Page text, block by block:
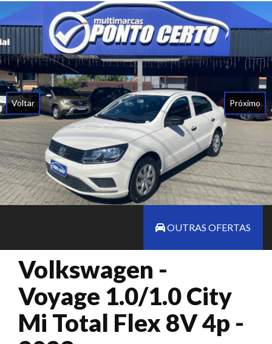
Voltar Próximo
OUTRAS OFERTAS
Volkswagen -
Voyage 1.0/1.0 City
Mi Total Flex 8V 4p -